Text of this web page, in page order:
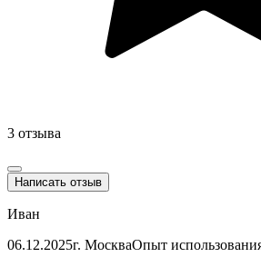
3 отзыва
Написать отзыв
Иван
06.12.2025г. МоскваОпыт